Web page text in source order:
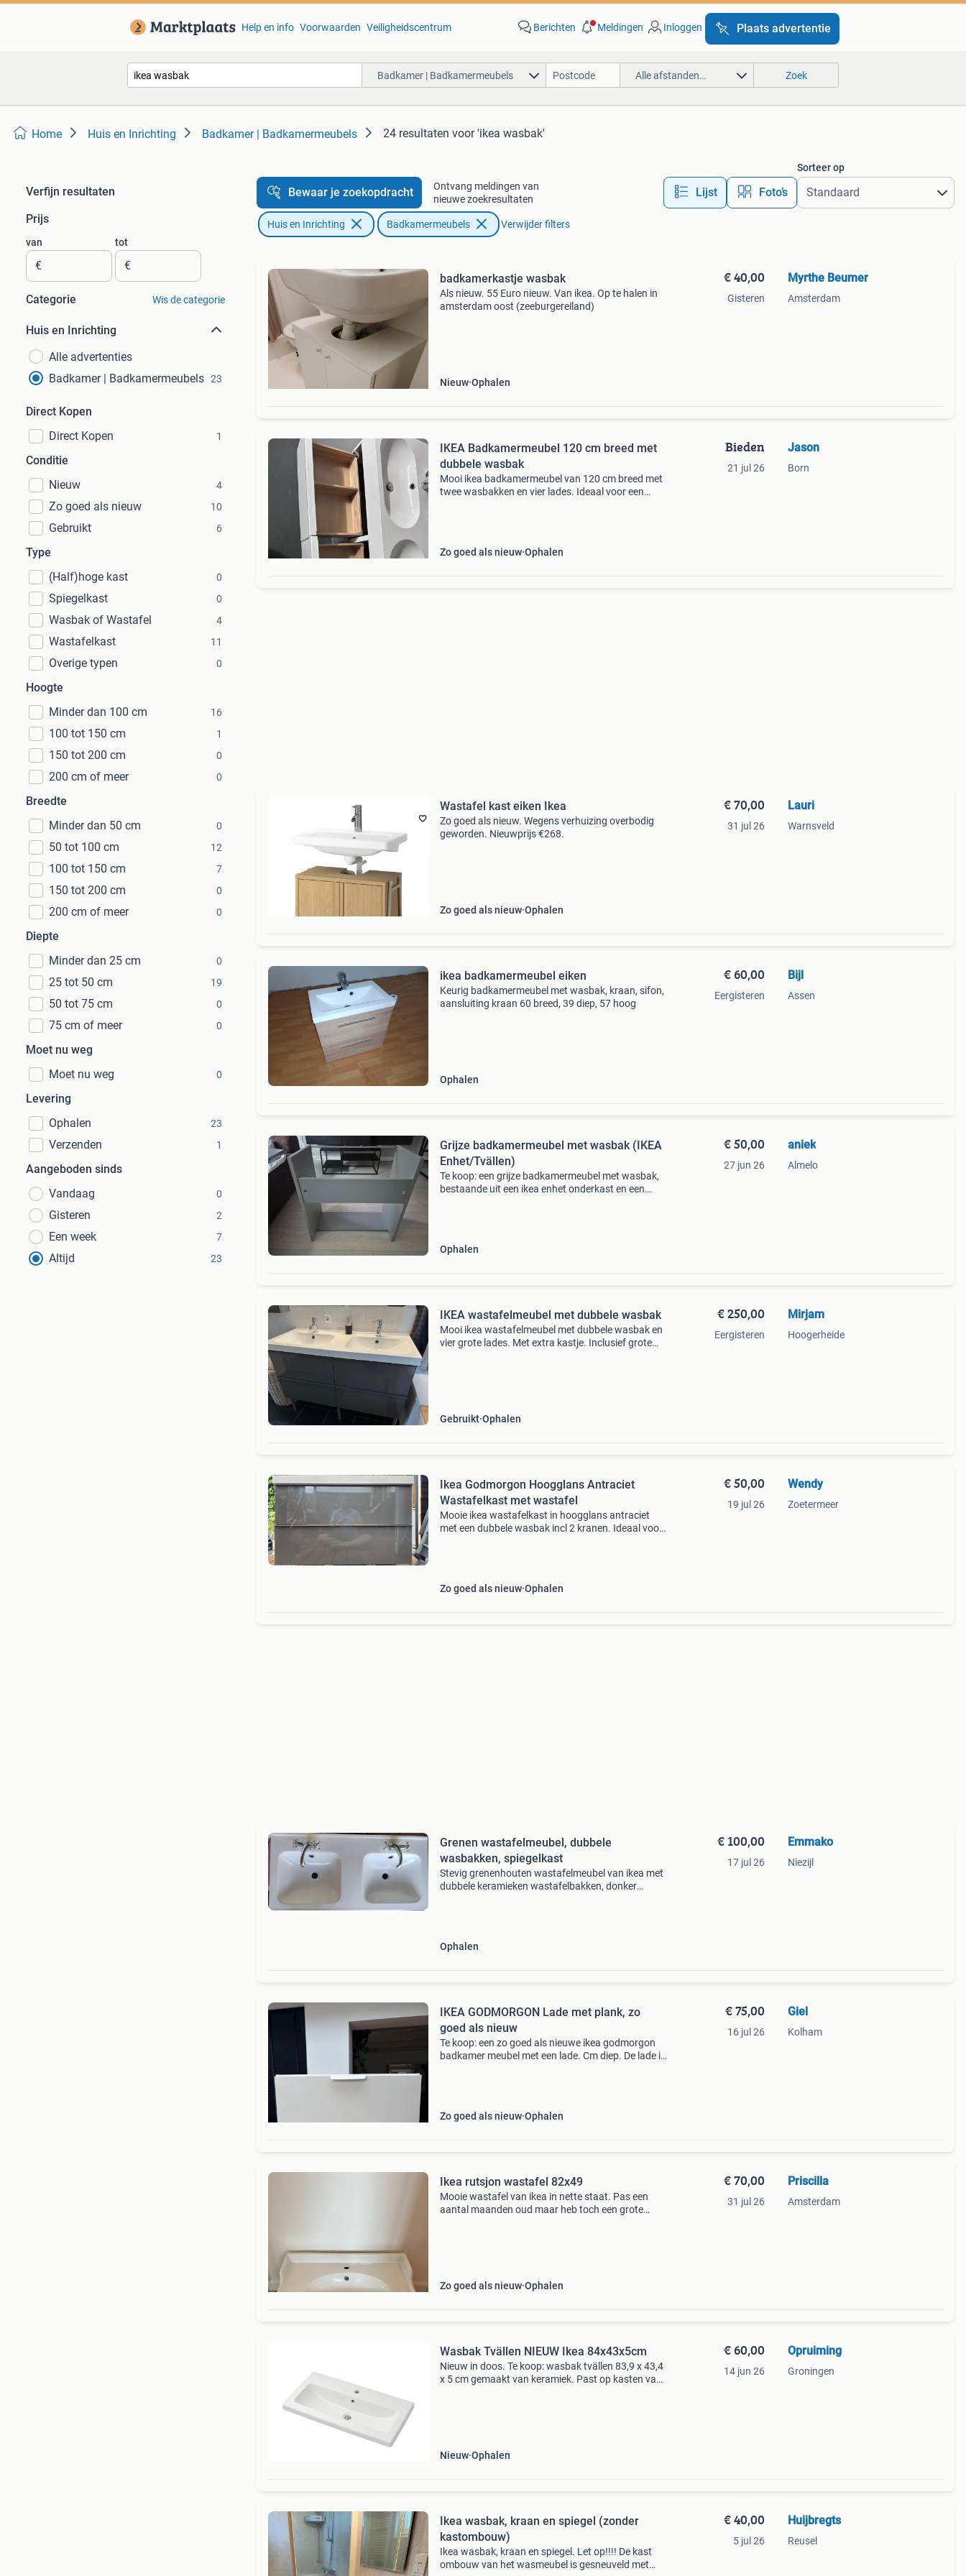
Help en info Voorwaarden Veiligheidscentrum Berichten Meldingen Inloggen Plaats advertentie
Badkamer | Badkamermeubels Alle afstanden… Zoek
Home Huis en Inrichting Badkamer | Badkamermeubels 24 resultaten voor 'ikea wasbak'
Verfijn resultaten
Prijs
van
€
tot
€
Categorie Wis de categorie
Huis en Inrichting
Alle advertenties
Badkamer | Badkamermeubels 23
Direct Kopen
Direct Kopen
1
Conditie
Nieuw
4
Zo goed als nieuw 10
Gebruikt 6
Type
(Half)hoge kast
0
Spiegelkast 0
Wasbak of Wastafel 4
Wastafelkast 11
Overige typen 0
Hoogte
Minder dan 100 cm
16
100 tot 150 cm 1
150 tot 200 cm 0
200 cm of meer 0
Breedte
Minder dan 50 cm
0
50 tot 100 cm 12
100 tot 150 cm 7
150 tot 200 cm 0
200 cm of meer 0
Diepte
Minder dan 25 cm
0
25 tot 50 cm 19
50 tot 75 cm 0
75 cm of meer 0
Moet nu weg
Moet nu weg
0
Levering
Ophalen
23
Verzenden 1
Aangeboden sinds
Vandaag
0
Gisteren 2
Een week 7
Altijd 23
Bewaar je zoekopdracht
Ontvang meldingen van
nieuwe zoekresultaten
Lijst Foto’s
Sorteer op
Huis en Inrichting Badkamermeubels Verwijder filters
badkamerkastje wasbak
Als nieuw. 55 Euro nieuw. Van ikea. Op te halen in
amsterdam oost (zeeburgereiland)
Nieuw Ophalen
€ 40,00
Gisteren
Myrthe Beumer
Amsterdam
IKEA Badkamermeubel 120 cm breed met
dubbele wasbak
Mooi ikea badkamermeubel van 120 cm breed met
twee wasbakken en vier lades. Ideaal voor een
Zo goed als nieuw Ophalen
Bieden
21 jul 26
Jason
Born
Wastafel kast eiken Ikea
Zo goed als nieuw. Wegens verhuizing overbodig
geworden. Nieuwprijs €268.
Zo goed als nieuw Ophalen
€ 70,00
31 jul 26
Lauri
Warnsveld
ikea badkamermeubel eiken
Keurig badkamermeubel met wasbak, kraan, sifon,
aansluiting kraan 60 breed, 39 diep, 57 hoog
Ophalen
€ 60,00
Eergisteren
Bijl
Assen
Grijze badkamermeubel met wasbak (IKEA
Enhet/Tvällen)
Te koop: een grijze badkamermeubel met wasbak,
bestaande uit een ikea enhet onderkast en een
Ophalen
€ 50,00
27 jun 26
aniek
Almelo
IKEA wastafelmeubel met dubbele wasbak
Mooi ikea wastafelmeubel met dubbele wasbak en
vier grote lades. Met extra kastje. Inclusief grote
Gebruikt Ophalen
€ 250,00
Eergisteren
Mirjam
Hoogerheide
Ikea Godmorgon Hoogglans Antraciet
Wastafelkast met wastafel
Mooie ikea wastafelkast in hoogglans antraciet
met een dubbele wasbak incl 2 kranen. Ideaal voor
Zo goed als nieuw Ophalen
€ 50,00
19 jul 26
Wendy
Zoetermeer
Grenen wastafelmeubel, dubbele
wasbakken, spiegelkast
Stevig grenenhouten wastafelmeubel van ikea met
dubbele keramieken wastafelbakken, donker
Ophalen
€ 100,00
17 jul 26
Emmako
Niezijl
IKEA GODMORGON Lade met plank, zo
goed als nieuw
Te koop: een zo goed als nieuwe ikea godmorgon
badkamer meubel met een lade. Cm diep. De lade is
Zo goed als nieuw Ophalen
€ 75,00
16 jul 26
Giel
Kolham
Ikea rutsjon wastafel 82x49
Mooie wastafel van ikea in nette staat. Pas een
aantal maanden oud maar heb toch een grote
Zo goed als nieuw Ophalen
€ 70,00
31 jul 26
Priscilla
Amsterdam
Wasbak Tvällen NIEUW Ikea 84x43x5cm
Nieuw in doos. Te koop: wasbak tvällen 83,9 x 43,4
x 5 cm gemaakt van keramiek. Past op kasten van
Nieuw Ophalen
€ 60,00
14 jun 26
Opruiming
Groningen
Ikea wasbak, kraan en spiegel (zonder
kastombouw)
Ikea wasbak, kraan en spiegel. Let op!!!! De kast
ombouw van het wasmeubel is gesneuveld met
€ 40,00
5 jul 26
Huijbregts
Reusel